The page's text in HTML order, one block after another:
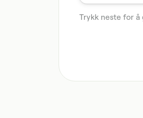
Trykk neste for å